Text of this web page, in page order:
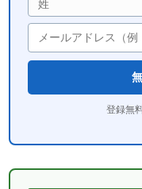
登録無